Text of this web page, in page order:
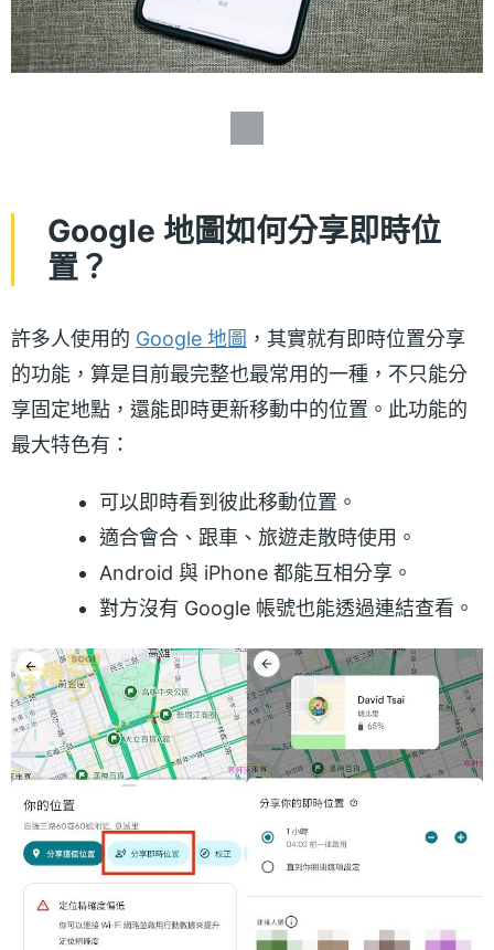
Google 地圖如何分享即時位
置？
許多人使用的 Google 地圖 ，其實就有即時位置分享
的功能，算是目前最完整也最常用的一種，不只能分
享固定地點，還能即時更新移動中的位置。此功能的
最大特色有：
可以即時看到彼此移動位置。
適合會合、跟車、旅遊走散時使用。
Android 與 iPhone 都能互相分享。
對方沒有 Google 帳號也能透過連結查看。